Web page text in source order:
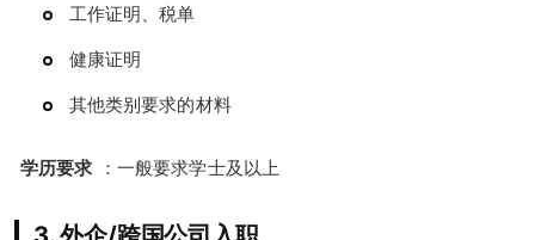
工作证明、税单
健康证明
其他类别要求的材料
学历要求 ：一般要求学士及以上